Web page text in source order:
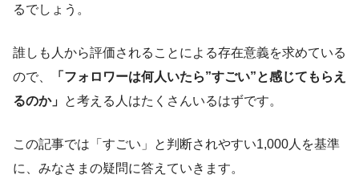
るでしょう。
誰しも人から評価されることによる存在意義を求めている
ので、
「フォロワーは何人いたら”すごい”と感じてもらえ
るのか」 と考える人はたくさんいるはずです。
この記事では「すごい」と判断されやすい1,000人を基準
に、みなさまの疑問に答えていきます。